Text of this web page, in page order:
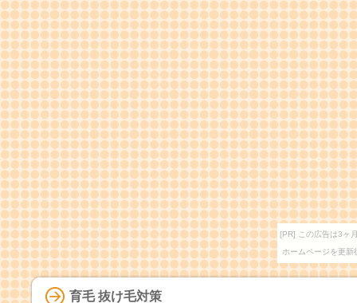
[PR] この広告は3ヶ
ホームページを更
育毛 抜け毛対策